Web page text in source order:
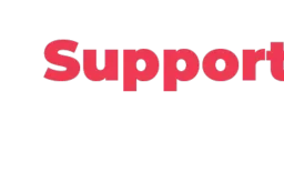
contenu